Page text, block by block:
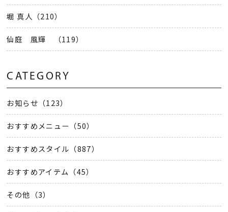
堀 真人（210）
仙庭 風輝 （119）
CATEGORY
お知らせ（123）
おすすめメニュー（50）
おすすめスタイル（887）
おすすめアイテム（45）
その他（3）